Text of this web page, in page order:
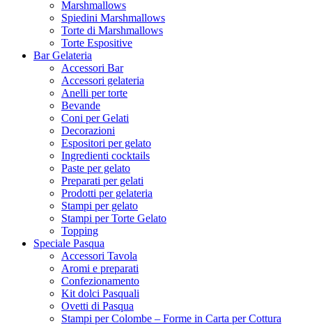
Marshmallows
Spiedini Marshmallows
Torte di Marshmallows
Torte Espositive
Bar Gelateria
Accessori Bar
Accessori gelateria
Anelli per torte
Bevande
Coni per Gelati
Decorazioni
Espositori per gelato
Ingredienti cocktails
Paste per gelato
Preparati per gelati
Prodotti per gelateria
Stampi per gelato
Stampi per Torte Gelato
Topping
Speciale Pasqua
Accessori Tavola
Aromi e preparati
Confezionamento
Kit dolci Pasquali
Ovetti di Pasqua
Stampi per Colombe – Forme in Carta per Cottura